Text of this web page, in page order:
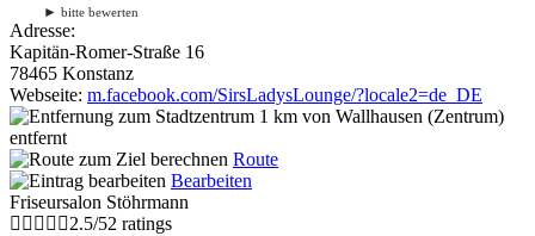
► bitte bewerten
Adresse:
Kapitän-Romer-Straße 16
78465 Konstanz
Webseite: m.facebook.com/SirsLadysLounge/?locale2=de_DE
1 km von Wallhausen (Zentrum)
entfernt
Route
Bearbeiten
Friseursalon Stöhrmann
2.5/52 ratings